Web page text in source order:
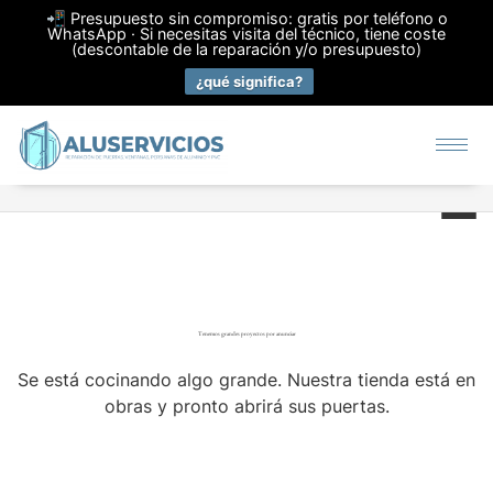
📲 Presupuesto sin compromiso: gratis por teléfono o
WhatsApp · Si necesitas visita del técnico, tiene coste
(descontable de la reparación y/o presupuesto)
¿qué significa?
Tenemos grandes proyectos por anunciar
Se está cocinando algo grande. Nuestra tienda está en
obras y pronto abrirá sus puertas.